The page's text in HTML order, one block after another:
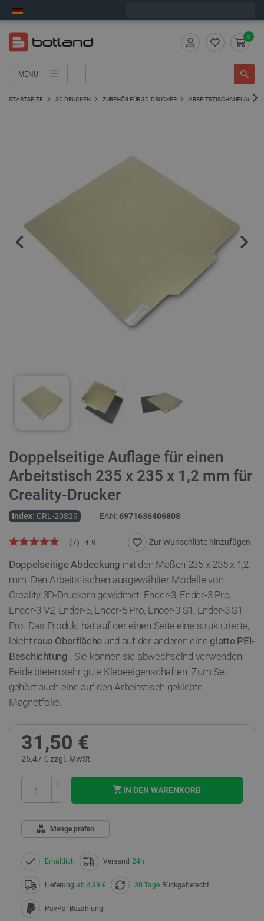
MENU
0
STARTSEITE 3D DRUCKEN ZUBEHÖR FÜR 3D-DRUCKER ARBEITSTISCHAUFLAGEN
Doppelseitige Auflage für einen
Arbeitstisch 235 x 235 x 1,2 mm für
Creality-Drucker
Index: CRL-20829 EAN:6971636406808
4.9
(7) Zur Wunschliste hinzufügen
Doppelseitige Abdeckung mit den Maßen 235 x 235 x 1,2
mm. Den Arbeitstischen ausgewählter Modelle von
Creality 3D-Druckern gewidmet: Ender-3, Ender-3 Pro,
Ender-3 V2, Ender-5, Ender-5 Pro, Ender-3 S1, Ender-3 S1
Pro. Das Produkt hat auf der einen Seite eine strukturierte,
leicht raue Oberfläche und auf der anderen eine glatte PEI-
Beschichtung . Sie können sie abwechselnd verwenden.
Beide bieten sehr gute Klebeeigenschaften. Zum Set
gehört auch eine auf den Arbeitstisch geklebte
Magnetfolie.
31,50 €
26,47 € zzgl. MwSt.
+
−
IN DEN WARENKORB
Menge prüfen
Erhältlich Versand 24h
Lieferung ab 4,99 € 30 Tage Rückgaberecht
PayPal Bezahlung